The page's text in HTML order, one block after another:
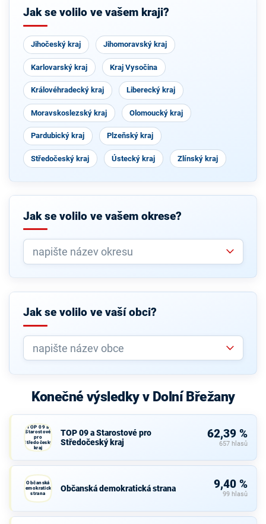
Jak se volilo ve vašem kraji?
Jihočeský kraj Jihomoravský kraj
Karlovarský kraj Kraj Vysočina
Královéhradecký kraj Liberecký kraj
Moravskoslezský kraj Olomoucký kraj
Pardubický kraj Plzeňský kraj
Středočeský kraj Ústecký kraj Zlínský kraj
Jak se volilo ve vašem okrese?
Jak se volilo ve vaší obci?
Konečné výsledky v Dolní Břežany
TOP 09 a
Starostové
pro
Středočeský
kraj
TOP 09 a Starostové pro
Středočeský kraj
62,39 %
657 hlasů
Občanská
demokratická
strana
Občanská demokratická strana 9,40 %
99 hlasů